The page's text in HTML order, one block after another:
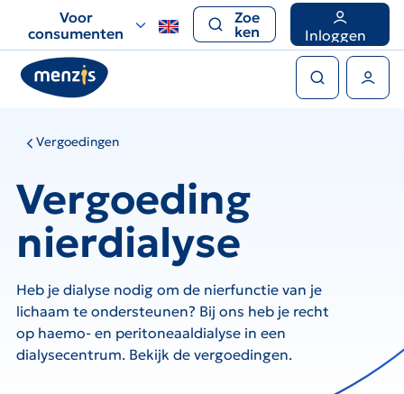
voor
snelle
navigatie
Voor
consumenten
Zoe
ken
Inloggen
Vergoedingen
Vergoeding
nierdialyse
Heb je dialyse nodig om de nierfunctie van je
lichaam te ondersteunen? Bij ons heb je recht
op haemo- en peritoneaaldialyse in een
dialysecentrum. Bekijk de vergoedingen.